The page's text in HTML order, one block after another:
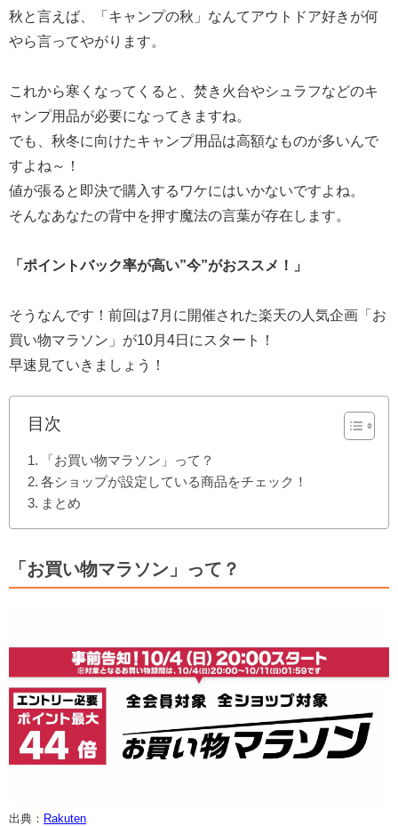
秋と言えば、「キャンプの秋」なんてアウトドア好きが何
やら言ってやがります。
これから寒くなってくると、焚き火台やシュラフなどのキ
ャンプ用品が必要になってきますね。
でも、秋冬に向けたキャンプ用品は高額なものが多いんで
すよね～！
値が張ると即決で購入するワケにはいかないですよね。
そんなあなたの背中を押す魔法の言葉が存在します。
「ポイントバック率が高い”今”がおススメ！」
そうなんです！前回は7月に開催された楽天の人気企画「お
買い物マラソン」が10月4日にスタート！
早速見ていきましょう！
目次
「お買い物マラソン」って？
各ショップが設定している商品をチェック！
まとめ
「お買い物マラソン」って？
出典： Rakuten